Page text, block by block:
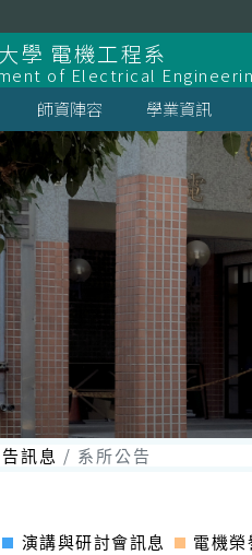
學 電機工程系
of Electrical
師資陣容 學業資訊
訊息 系所公告
演講與研討會訊息 電機榮